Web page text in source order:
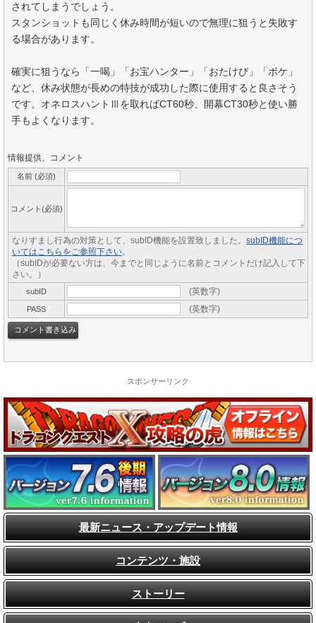
されてしまうでしょう。
スタンショットも同じく休み時間が短いので無理に狙うと失敗す
る場合があります。
確実に狙うなら「一喝」「お宝ハンター」「おたけび」「ボケ」
など、休み状態が長めの特技が成功した際に使用すると良さそう
です。オネロスハントⅢを取ればCT60秒、開幕CT30秒と使い勝
手もよくなります。
情報提供、コメント
名前 (必須)
コメント(必須)
なりすまし行為の対策として、subID機能を設置致しました。 subID機能につ
いてはこちらをご参照下さい。
（subIDが必要ない方は、今までと同じように名前とコメントだけ記入して下
さい。）
subID (英数字)
PASS (英数字)
スポンサーリンク
最新ニュース・アップデート情報
コンテンツ・施設
ストーリー